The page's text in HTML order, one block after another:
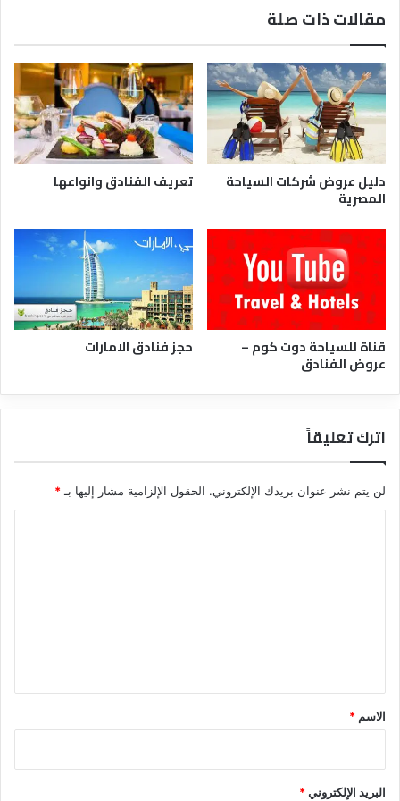
ا
ي
خ
مقالات ذات صلة
دليل عروض شركات السياحة
المصرية
تعريف الفنادق وانواعها
قناة للسياحة دوت كوم –
عروض الفنادق
حجز فنادق الامارات
اترك تعليقاً
لن يتم نشر عنوان بريدك الإلكتروني. الحقول الإلزامية مشار إليها بـ *
*
الاسم *
البريد الإلكتروني*